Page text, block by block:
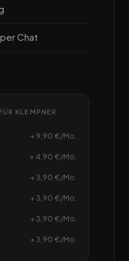
Chat
KLEMPNER
+ 9,90 €/Mo.
+ 4,90 €/Mo.
+ 3,90 €/Mo.
+ 3,90 €/Mo.
+ 3,90 €/Mo.
+ 3,90 €/Mo.